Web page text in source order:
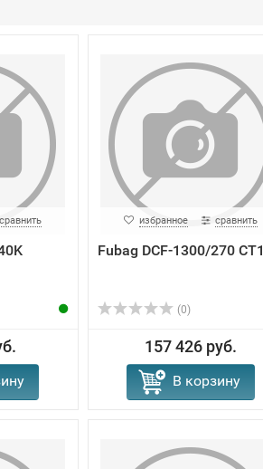
сравнить избранное сравнить
Fubag DCF-1300/270
(0)
157 426 руб.
В корзину